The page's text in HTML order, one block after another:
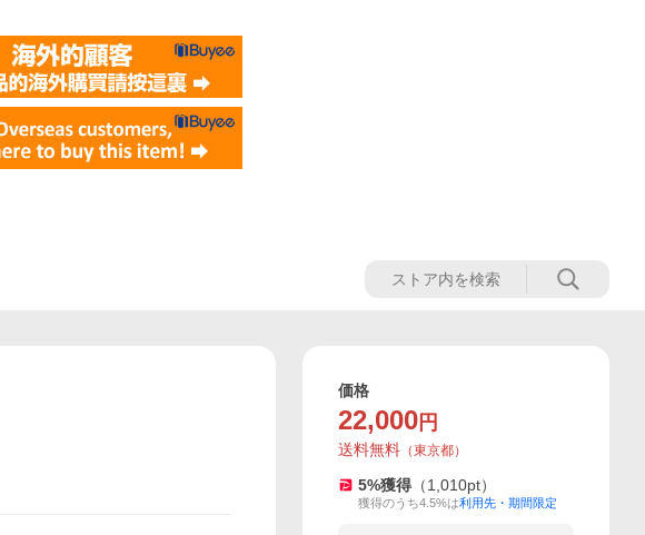
価格
22,000 円
送料無料 （東京都）
5%獲得 （1,010pt）
獲得のうち4.5%は利用先・期間限定